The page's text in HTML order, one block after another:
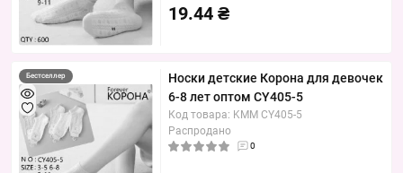
19.44 ₴
Бестселлер
Носки детские Корона для девочек
6-8 лет оптом CY405-5
Код товара: KMM CY405-5
Распродано
0